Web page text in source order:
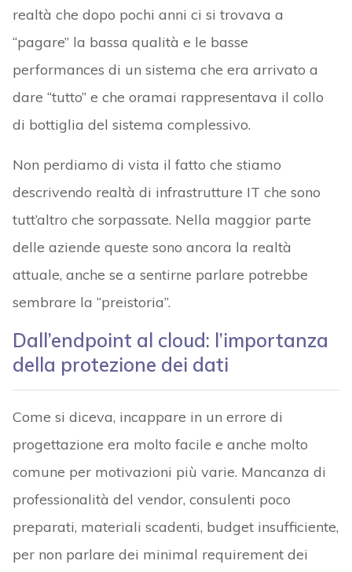
realtà che dopo pochi anni ci si trovava a
“pagare” la bassa qualità e le basse
performances di un sistema che era arrivato a
dare “tutto” e che oramai rappresentava il collo
di bottiglia del sistema complessivo.
Non perdiamo di vista il fatto che stiamo
descrivendo realtà di infrastrutture IT che sono
tutt’altro che sorpassate. Nella maggior parte
delle aziende queste sono ancora la realtà
attuale, anche se a sentirne parlare potrebbe
sembrare la “preistoria”.
Dall’endpoint al cloud: l’importanza
della protezione dei dati
Come si diceva, incappare in un errore di
progettazione era molto facile e anche molto
comune per motivazioni più varie. Mancanza di
professionalità del vendor, consulenti poco
preparati, materiali scadenti, budget insufficiente,
per non parlare dei minimal requirement dei